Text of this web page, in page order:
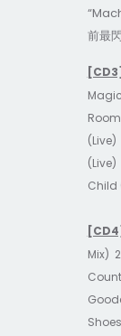
前最
[CD3]
Magic
(Live)
(Live)
Child
[CD4]
Mix)